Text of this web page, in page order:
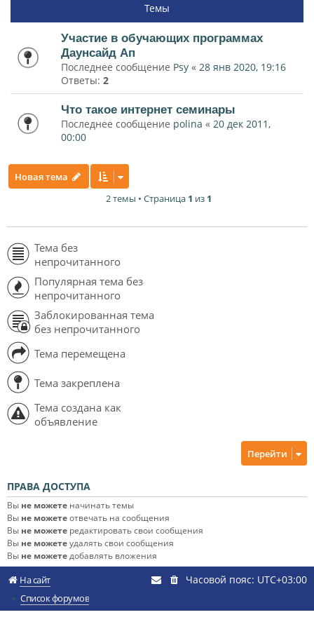
Темы
Участие в обучающих программах
Даунсайд Ап
Последнее сообщение Psy « 28 янв 2020, 19:16
Ответы: 2
Что такое интернет семинары
Последнее сообщение polina « 20 дек 2011,
00:00
Новая тема
2 темы • Страница 1 из 1
Тема без
непрочитанного
Популярная тема без
непрочитанного
Заблокированная тема
без непрочитанного
Тема перемещена
Тема закреплена
Тема создана как
объявление
Перейти
ПРАВА ДОСТУПА
Вы не можете начинать темы
Вы не можетеотвечать на сообщения
Вы не можете редактировать свои сообщения
Вы не можетеудалять свои сообщения
Вы не можетедобавлять вложения
На сайт
Список форумов
Часовой пояс: UTC+03:00